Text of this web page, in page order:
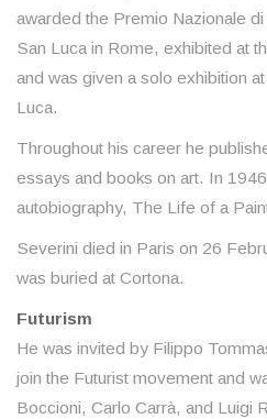
awarded the Premio Nazionale
San Luca in Rome, exhibited at
and was given a solo exhibition
Luca.
Throughout his career he
essays and books on art. In
autobiography, The Life of a
Severini died in Paris on 26
was buried at Cortona.
Futurism
He was invited by Filippo
join the Futurist movement and
Boccioni, Carlo Carrà, and Luigi